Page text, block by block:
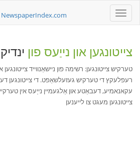
Toggle
navigation
NewspaperIndex.com
צייטונגען און נייַעס פון ינדיק
טערקיש צייטונגען: רשימה פון ניישאַנווייד
רעפלעקץ די טערקיש געזעלשאַפט. די צייטונגען
עקאנאמיע, דעבאַטע און אַלגעמיין נייַעס אין
צייטונגען מעגט צו לייענען